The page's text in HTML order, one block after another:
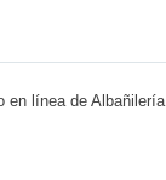
en línea de Albañilería